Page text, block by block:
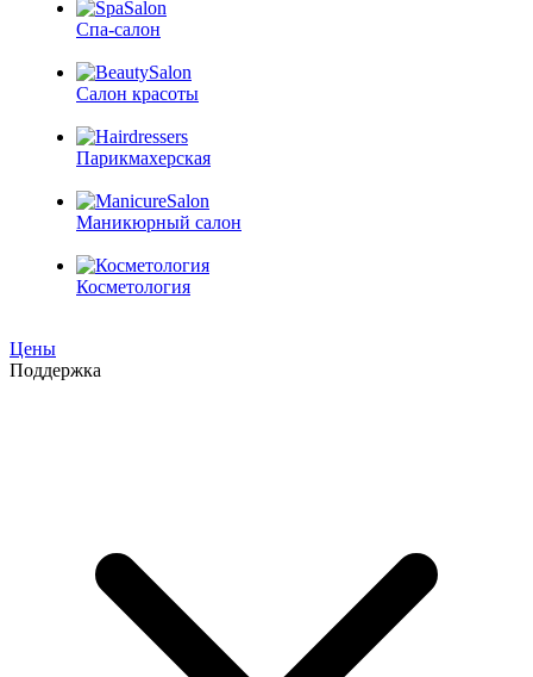
Спа-салон
Салон красоты
Парикмахерская
Маникюрный салон
Косметология
Цены
Поддержка